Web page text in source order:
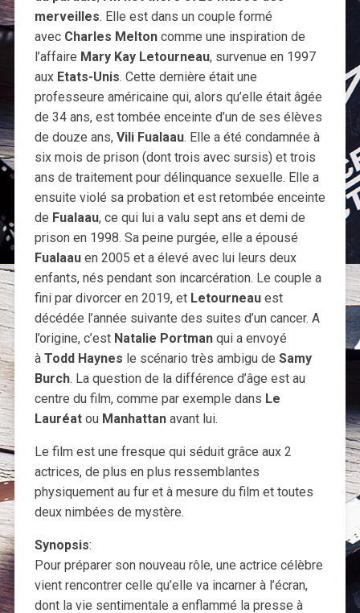
merveilles. Elle est dans un couple formé
avec Charles Meltoncomme une inspiration de
l’affaire Mary Kay Letourneau, survenue en 1997
aux Etats-Unis. Cette dernière était une
professeure américaine qui, alors qu’elle était âgée
de 34 ans, est tombée enceinte d’un de ses élèves
de douze ans, Vili Fualaau. Elle a été condamnée à
six mois de prison (dont trois avec sursis) et trois
ans de traitement pour délinquance sexuelle. Elle a
ensuite violé sa probation et est retombée enceinte
de Fualaau, ce qui lui a valu sept ans et demi de
prison en 1998. Sa peine purgée, elle a épousé
Fualaau en 2005 et a élevé avec lui leurs deux
enfants, nés pendant son incarcération. Le couple a
fini par divorcer en 2019, et Letourneau est
décédée l’année suivante des suites d’un cancer. A
l’origine, c’est Natalie Portmanqui a envoyé
à Todd Haynes le scénario très ambigu de Samy
Burch. La question de la différence d’âge est au
centre du film, comme par exemple dans Le
Lauréat ou Manhattanavant lui.
Le film est une fresque qui séduit grâce aux 2
actrices, de plus en plus ressemblantes
physiquement au fur et à mesure du film et toutes
deux nimbées de mystère.
Synopsis:
Pour préparer son nouveau rôle, une actrice célèbre
vient rencontrer celle qu’elle va incarner à l’écran,
dont la vie sentimentale a enflammé la presse à